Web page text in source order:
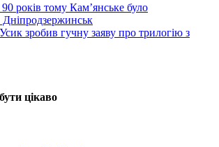
90 років тому Кам’янське було
Усик зробив гучну заяву про трилогію з
цікаво